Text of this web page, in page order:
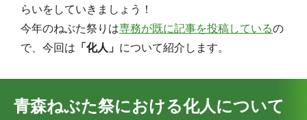
らいをしていきましょう！
今年のねぶた祭りは専務が既に記事を投稿しているの
で、今回は 「化人」 について紹介します。
青森ねぶた祭における化人について